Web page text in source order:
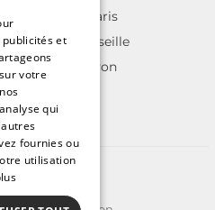
sur Paris
sur Marseille
sur Lyon
droits réservés
du site
et
votre
qui
fournies ou
utilisation